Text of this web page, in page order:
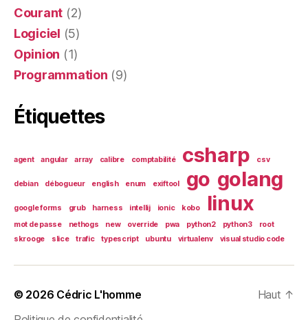
Courant (2)
Logiciel (5)
Opinion (1)
Programmation (9)
Étiquettes
agent angular array calibre comptabilité csharp csv
debian débogueur english enum exiftool go golang
google forms grub harness intellij ionic kobo linux
mot de passe nethogs new override pwa python2 python3
root
skrooge
slice trafic typescript ubuntu virtualenv visual studio code
© 2026 Cédric L'homme
Haut ↑